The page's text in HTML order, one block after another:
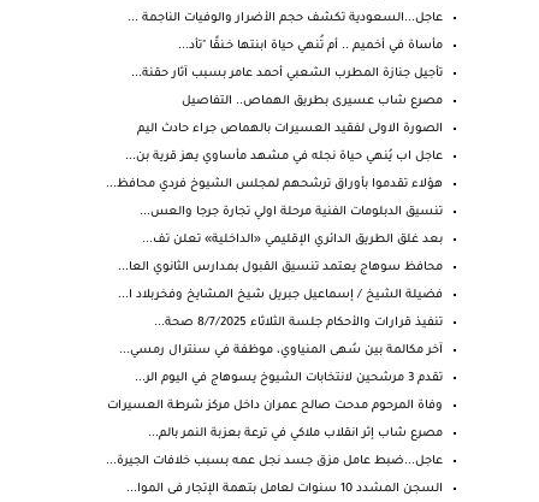
عاجل...السعودية تكشف حجم الأضرار والوفيات الناجمة ...
مأساة في أخميم .. أم تُنهي حياة ابنتها خـنقًا "تأد...
تأجيل جنازة المطرب الشعبي أحمد عامر بسبب آثار حقنة...
مصرع شاب عسيرى بطريق الهماص.. التفاصيل
الصورة الاولى لفقيد العسيرات بالهماص جراء حادث اليم
عاجل اب يُنهي حياة نجله في مشهد مأساوي يهز قرية بن...
هؤلاء تقدموا بأوراق ترشحهم لمجلس الشيوخ فردي محافظ...
تنسيق الدبلومات الفنية مرحلة اولي تجارة جرجا والعس...
بعد غلق الطريق الدائري الإقليمي «الداخلية» تعلن تف...
محافظ سوهاج يعتمد تنسيق القبول بمدارس الثانوي العا...
فضيلة الشيخ / إسماعيل جبريل شيخ المشايخ وفخربلاد ا...
تنفيذ قرارات والأحكام جلسة الثلاثاء 8/7/2025 صحة...
آخر مكالمة بين سُهى المنياوي، موظفة في سنترال رمسي...
تقدم 3 مرشحين لانتخابات الشيوخ يسوهاج في اليوم الر...
وفاة المرحوم مدحت صالح عمران داخل مركز شرطة العسيرات
مصرع شاب إثر انقلاب ملاكي في ترعة بعزبة النمر بالم...
عاجل...ضبط عامل مزق جسد نجل عمه بسبب خلافات الجيرة...
السجن المشدد 10 سنوات لعامل بتهمة الإتجار فى الموا...